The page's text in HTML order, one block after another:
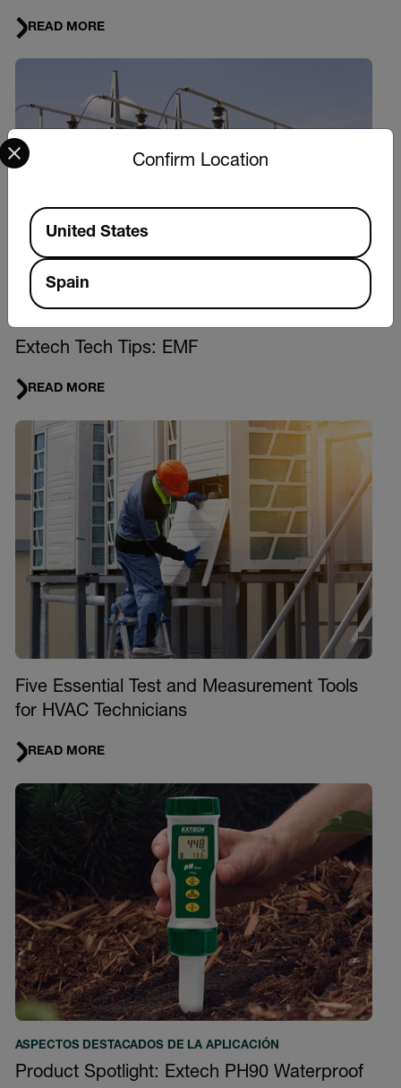
READ MORE
Extech Tech Tips: EMF
READ MORE
Five Essential Test and Measurement Tools
for HVAC Technicians
READ MORE
ASPECTOS DESTACADOS DE LA APLICACIÓN
Product Spotlight: Extech PH90 Waterproof
Confirm Location
Select your preferred country and language from the
Available Locations
United States
Spain